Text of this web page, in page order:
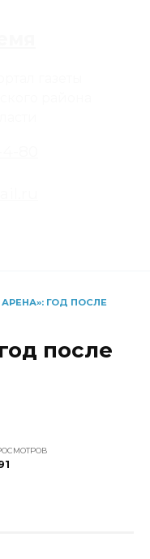
ГОД ПОСЛЕ
после